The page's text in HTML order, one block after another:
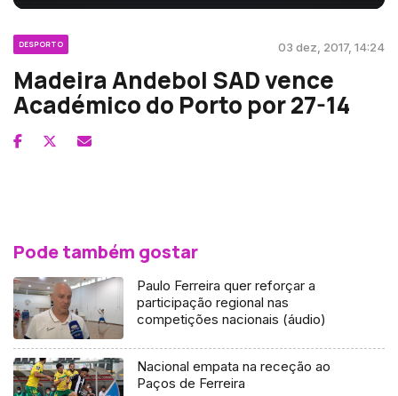
DESPORTO 03 dez, 2017, 14:24
Madeira Andebol SAD vence
Académico do Porto por 27-14
Pode também gostar
Paulo Ferreira quer reforçar a
participação regional nas
competições nacionais (áudio)
Nacional empata na receção ao
Paços de Ferreira